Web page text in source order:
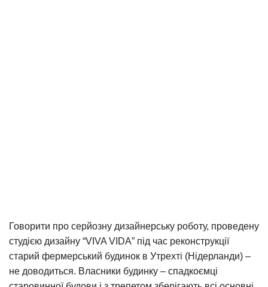
Говорити про серйозну дизайнерську роботу, проведену
студією дизайну “VIVA VIDA” під час реконструкції
cтарий фермерський будинок в Утрехті (Нідерланди) –
не доводиться. Власники будинку – спадкоємці